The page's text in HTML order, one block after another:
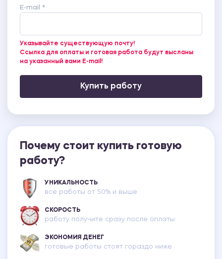
E-mail *
Указывайте существующую почту!
Ссылка для оплаты и готовая работа будут высланы
на указанный вами E-mail!
Купить работу
Почему стоит купить готовую
работу?
УНИКАЛЬНОСТЬ
все работы от 50% и выше
СКОРОСТЬ
работу получите сразу после оплаты
ЭКОНОМИЯ ДЕНЕГ
готовые работы стоят гораздо ниже